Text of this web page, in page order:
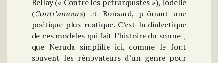
Bellay (« Contre les pétrarquistes »), Jodelle
(Contr’amours) et Ronsard, prônant une
poétique plus rustique. C’est la dialectique
de ces modèles qui fait l’histoire du sonnet,
que Neruda simplifie ici, comme le font
souvent les rénovateurs d’un genre pour